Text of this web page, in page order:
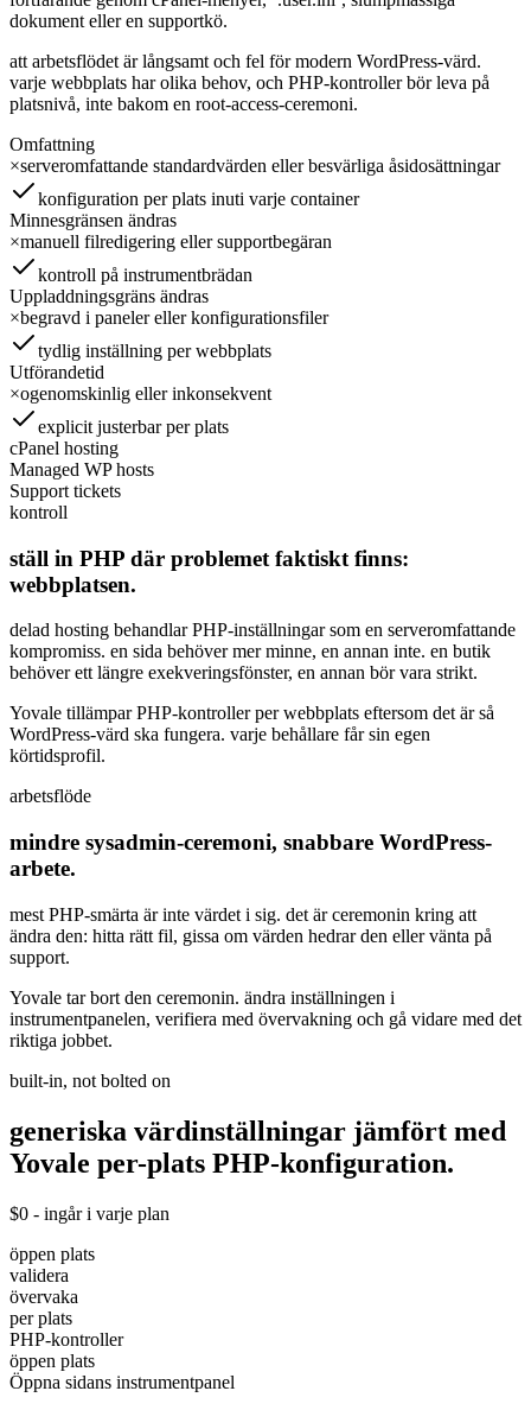
dokument eller en supportkö.
att arbetsflödet är långsamt och fel för modern WordPress-värd.
varje webbplats har olika behov, och PHP-kontroller bör leva på
platsnivå, inte bakom en root-access-ceremoni.
Omfattning
×serveromfattande standardvärden eller besvärliga åsidosättningar
konfiguration per plats inuti varje container
Minnesgränsen ändras
×manuell filredigering eller supportbegäran
kontroll på instrumentbrädan
Uppladdningsgräns ändras
×begravd i paneler eller konfigurationsfiler
tydlig inställning per webbplats
Utförandetid
×ogenomskinlig eller inkonsekvent
explicit justerbar per plats
cPanel hosting
Managed WP hosts
Support tickets
kontroll
ställ in PHP där problemet faktiskt finns:
webbplatsen.
delad hosting behandlar PHP-inställningar som en serveromfattande
kompromiss. en sida behöver mer minne, en annan inte. en butik
behöver ett längre exekveringsfönster, en annan bör vara strikt.
Yovale tillämpar PHP-kontroller per webbplats eftersom det är så
WordPress-värd ska fungera. varje behållare får sin egen
körtidsprofil.
arbetsflöde
mindre sysadmin-ceremoni, snabbare WordPress-
arbete.
mest PHP-smärta är inte värdet i sig. det är ceremonin kring att
ändra den: hitta rätt fil, gissa om värden hedrar den eller vänta på
support.
Yovale tar bort den ceremonin. ändra inställningen i
instrumentpanelen, verifiera med övervakning och gå vidare med det
riktiga jobbet.
built-in, not bolted on
generiska värdinställningar jämfört med
Yovale per-plats PHP-konfiguration.
$0 - ingår i varje plan
öppen plats
validera
övervaka
per plats
PHP-kontroller
öppen plats
Öppna sidans instrumentpanel